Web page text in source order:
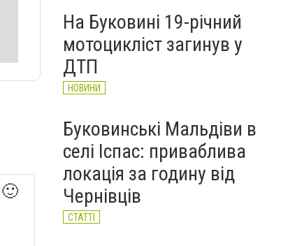
🙂
області обмежили рух
великовагового транспорту
НОВИНИ
На Буковині 19-річний
мотоцикліст загинув у
ДТП
НОВИНИ
Буковинські Мальдіви в
селі Іспас: приваблива
локація за годину від
Чернівців
СТАТТІ